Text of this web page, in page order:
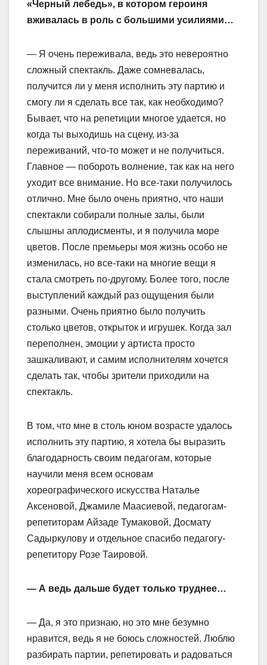
«Черный лебедь», в котором героиня
вживалась в роль с большими усилиями…
— Я очень переживала, ведь это невероятно
сложный спектакль. Даже сомневалась,
получится ли у меня исполнить эту партию и
смогу ли я сделать все так, как необходимо?
Бывает, что на репетиции многое удается, но
когда ты выходишь на сцену, из-за
переживаний, что-то может и не получиться.
Главное — побороть волнение, так как на него
уходит все внимание. Но все-таки получилось
отлично. Мне было очень приятно, что наши
спектакли собирали полные залы, были
слышны аплодисменты, и я получила море
цветов. После премьеры моя жизнь особо не
изменилась, но все-таки на многие вещи я
стала смотреть по-другому. Более того, после
выступлений каждый раз ощущения были
разными. Очень приятно было получить
столько цветов, открыток и игрушек. Когда зал
переполнен, эмоции у артиста просто
зашкаливают, и самим исполнителям хочется
сделать так, чтобы зрители приходили на
спектакль.
В том, что мне в столь юном возрасте удалось
исполнить эту партию, я хотела бы выразить
благодарность своим педагогам, которые
научили меня всем основам
хореографического искусства Наталье
Аксеновой, Джамиле Маасиевой, педагогам-
репетиторам Айзаде Тумаковой, Досмату
Садыркулову и отдельное спасибо педагогу-
репетитору Розе Таировой.
— А ведь дальше будет только труднее…
— Да, я это признаю, но это мне безумно
нравится, ведь я не боюсь сложностей. Люблю
разбирать партии, репетировать и радоваться